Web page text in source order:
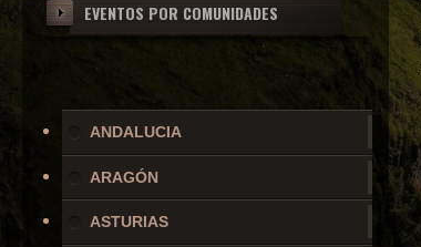
EVENTOS POR COMUNIDADES
ANDALUCIA
ARAGÓN
ASTURIAS